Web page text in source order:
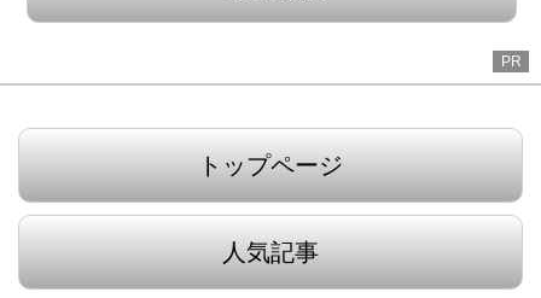
PR
トップページ
人気記事